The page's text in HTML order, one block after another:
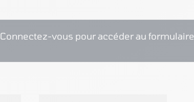
Connectez-vous pour accéder au formulaire